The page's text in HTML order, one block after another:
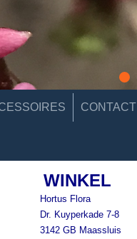
CONTACT
WINKEL
Hortus Flora
Dr. Kuyperkade 7-8
3142 GB Maassluis